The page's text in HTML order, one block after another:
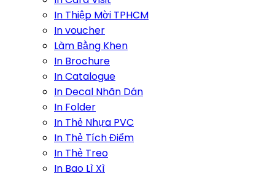
In Thiệp Mời TPHCM
In voucher
Làm Bằng Khen
In Brochure
In Catalogue
In Decal Nhãn Dán
In Folder
In Thẻ Nhựa PVC
In Thẻ Tích Điểm
In Thẻ Treo
In Bao Lì Xì